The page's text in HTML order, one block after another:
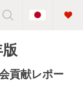
Change
Country
貢献レポー